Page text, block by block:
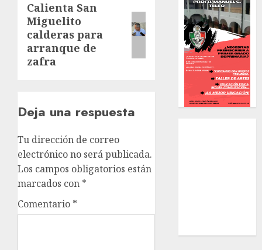
Siguiente
entrada:
Calienta San
Miguelito
calderas para
arranque de
zafra
Deja una respuesta
Tu dirección de correo
electrónico no será publicada.
Los campos obligatorios están
marcados con *
Comentario *